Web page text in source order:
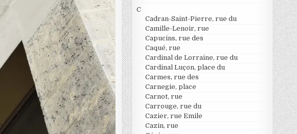
C
Cadran-Saint-Pierre, rue du
Camille-Lenoir, rue
Capucins, rue des
Caqué, rue
Cardinal de Lorraine, rue du
Cardinal Luçon, place du
Carmes, rue des
Carnegie, place
Carnot, rue
Carrouge, rue du
Cazier, rue Emile
Cazin, rue